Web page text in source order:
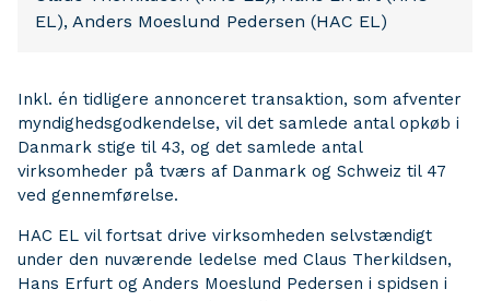
EL), Anders Moeslund Pedersen (HAC EL)
Inkl. én tidligere annonceret transaktion, som afventer
myndighedsgodkendelse, vil det samlede antal opkøb i
Danmark stige til 43, og det samlede antal
virksomheder på tværs af Danmark og Schweiz til 47
ved gennemførelse.
HAC EL vil fortsat drive virksomheden selvstændigt
under den nuværende ledelse med Claus Therkildsen,
Hans Erfurt og Anders Moeslund Pedersen i spidsen i